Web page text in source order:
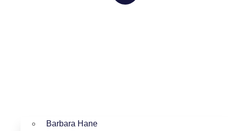
Barbara Hane